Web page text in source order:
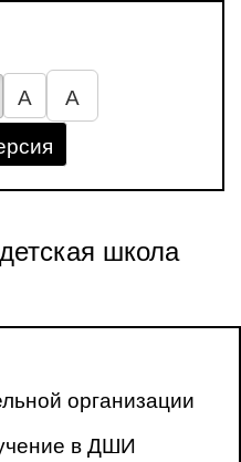
А
А
школа
организации
в ДШИ